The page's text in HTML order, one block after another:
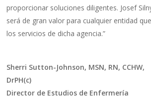
proporcionar soluciones diligentes. Josef
será de gran valor para cualquier entidad
los servicios de dicha agencia.”
Sherri Sutton-Johnson, MSN, RN, CCHW,
DrPH(c)
Director de Estudios de Enfermería